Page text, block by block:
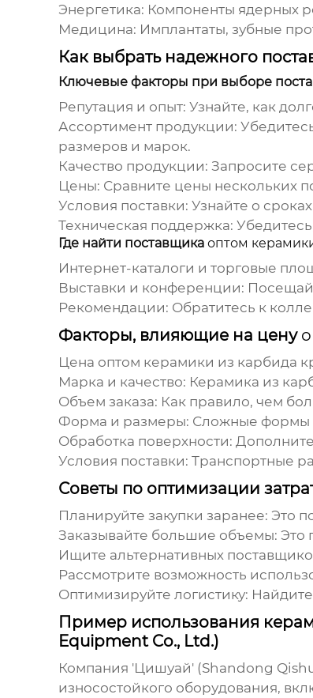
Энергетика: Компоненты ядерных
Медицина: Имплантаты, зубные
Как выбрать надежного
Ключевые факторы при выборе
Репутация и опыт: Узнайте, как
Ассортимент продукции:
размеров и марок.
Качество продукции: Запросите
Цены: Сравните цены нескольких
Условия поставки: Узнайте о
Техническая поддержка:
Где найти поставщика оптом
Интернет-каталоги и торговые
Выставки и конференции:
Рекомендации: Обратитесь к
Факторы, влияющие на цену
Цена оптом керамики из карбида
Марка и качество: Керамика из
Объем заказа: Как правило, чем
Форма и размеры: Сложные формы
Обработка поверхности:
Условия поставки: Транспортные
Советы по оптимизации
Планируйте закупки заранее: Это
Заказывайте большие объемы: Это
Ищите альтернативных
Рассмотрите возможность
Оптимизируйте логистику:
Пример использования
Equipment Co., Ltd.)
Компания 'Цишуай' (Shandong
износостойкого оборудования,